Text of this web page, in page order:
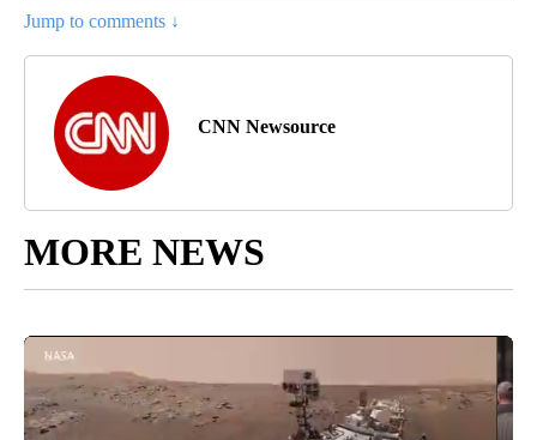
Jump to comments ↓
CNN Newsource
MORE NEWS